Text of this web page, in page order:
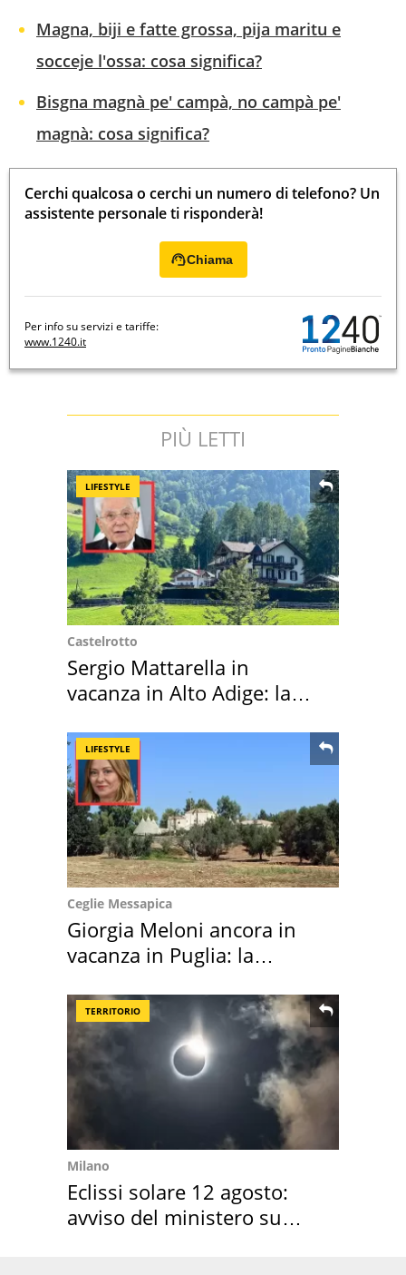
Magna, biji e fatte grossa, pija maritu e
socceje l'ossa: cosa significa?
Bisgna magnà pe' campà, no campà pe'
magnà: cosa significa?
Cerchi qualcosa o cerchi un numero di telefono? Un
assistente personale ti risponderà!
Chiama
Per info su servizi e tariffe:
www.1240.it
PIÙ LETTI
LIFESTYLE
Castelrotto
Sergio Mattarella in
vacanza in Alto Adige: la
LIFESTYLE
Ceglie Messapica
Giorgia Meloni ancora in
vacanza in Puglia: la
TERRITORIO
Milano
Eclissi solare 12 agosto:
avviso del ministero su